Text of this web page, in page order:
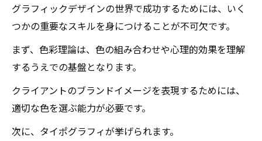
グラフィックデザインの世界で成功するためには、いく
つかの重要なスキルを身につけることが不可欠です。
まず、色彩理論は、色の組み合わせや心理的効果を理解
するうえでの基盤となります。
クライアントのブランドイメージを表現するためには、
適切な色を選ぶ能力が必要です。
次に、タイポグラフィが挙げられます。